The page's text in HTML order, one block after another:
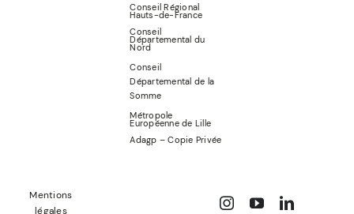
Conseil Régional
Hauts-de-France
Conseil
Départemental du
Nord
Conseil
Départemental de la
Somme
Métropole
Européenne de Lille
Adagp – Copie Privée
Mentions
légales